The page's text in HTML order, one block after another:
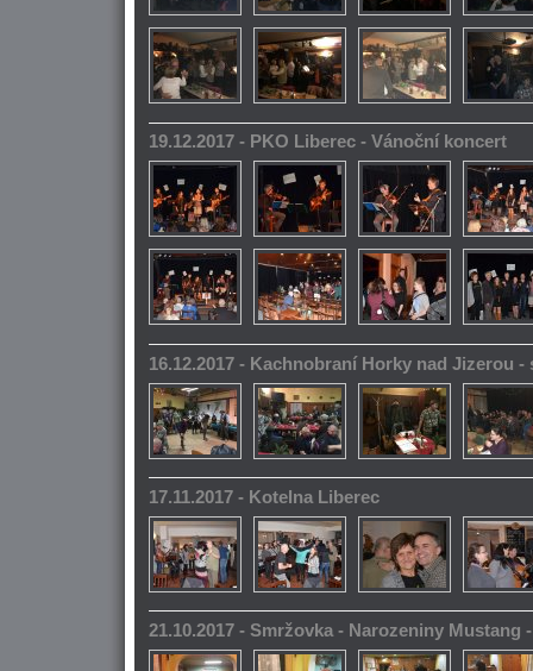
19.12.2017 - PKO Liberec - Vánoční koncert
16.12.2017 - Kachnobraní Horky nad Jizerou -
17.11.2017 - Kotelna Liberec
21.10.2017 - Smržovka - Narozeniny Mustang